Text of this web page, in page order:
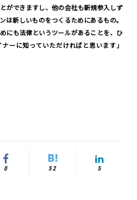
ができますし、他の会社も新規参入しず
は新しいものをつくるためにあるもの。
にも法律というツールがあることを、ひ
ーに知っていただければと思います」
0 52 5